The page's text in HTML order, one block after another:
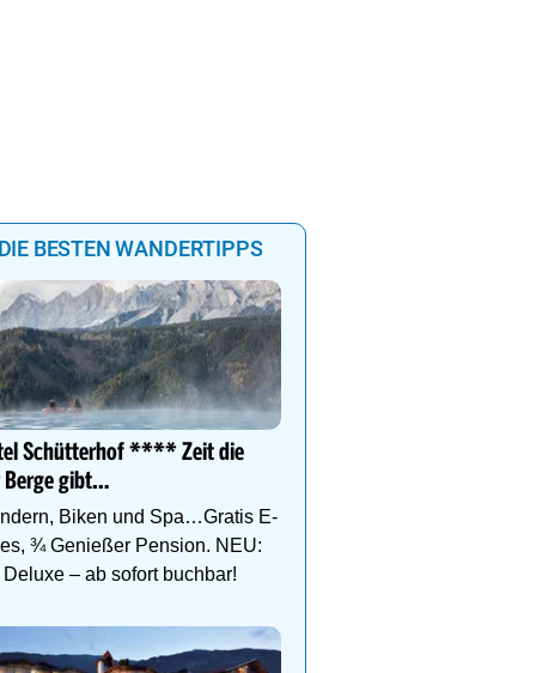
DIE BESTEN WANDERTIPPS
Schütterhof **** Zeit die
Berge gibt…
Biken und Spa…Gratis E-
¾ Genießer Pension. NEU:
Deluxe – ab sofort buchbar!